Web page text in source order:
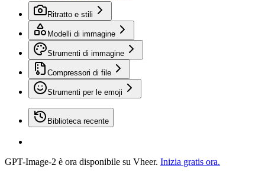
Ritratto e stili
Modelli di immagine
Strumenti di immagine
Compressori di file
Strumenti per le emoji
Biblioteca recente
GPT-Image-2 è ora disponibile su Vheer. Inizia gratis ora.